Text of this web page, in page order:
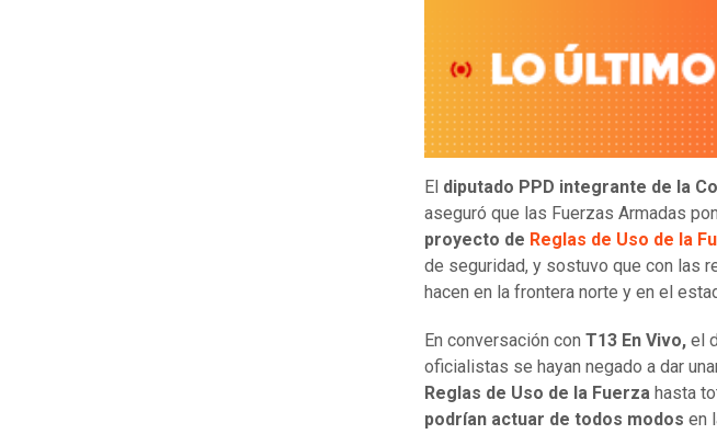
El diputado PPD integrante de la
aseguró que las Fuerzas Armadas
proyecto de Reglas de Uso de la
de seguridad, y sostuvo que con las
hacen en la frontera norte y en el
En conversación con T13 En Vivo, el
oficialistas se hayan negado a dar
Reglas de Uso de la Fuerza hasta
podrían actuar de todos modos en